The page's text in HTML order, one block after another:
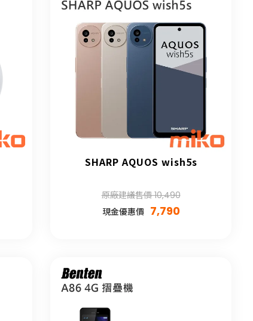
SHARP AQUOS wish5s
原廠建議售價 10,490
現金優惠價 7,790